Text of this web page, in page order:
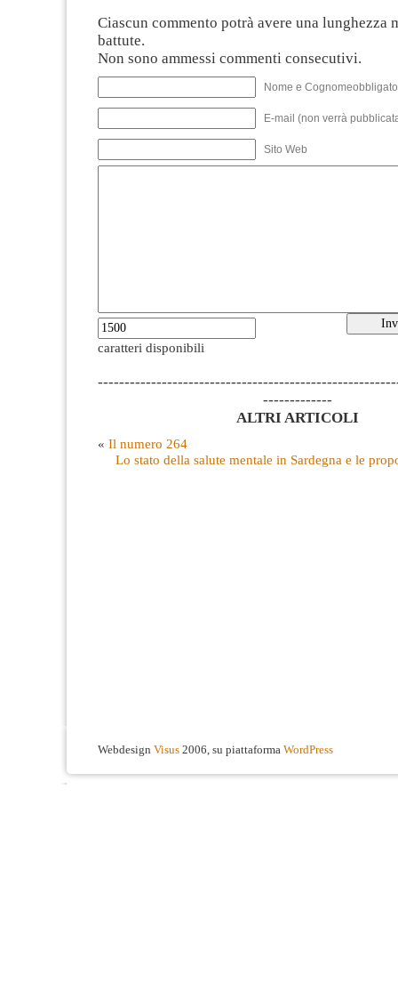
Ciascun commento potrà avere una lunghezza
battute.
Non sono ammessi commenti consecutivi.
Nome e
E-mail (non verrà
Sito Web
caratteri disponibili
-------------
ALTRI ARTICOLI
« Il numero 264
Lo stato della salute mentale in Sardegna e le
Webdesign Visus 2006, su piattaforma WordPress